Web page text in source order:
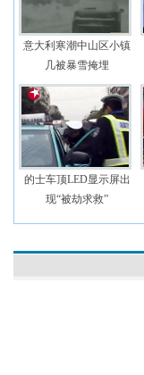
意大利寒潮中山区小镇
几被暴雪掩埋
的士车顶LED显示屏出
现“被劫求救”